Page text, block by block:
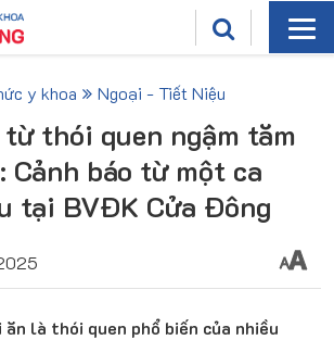
y khoa Ngoại - Tiết Niệu
thói quen ngậm tăm
Cảnh báo từ một ca
tại BVĐK Cửa Đông
ăn là thói quen phổ biến của nhiều